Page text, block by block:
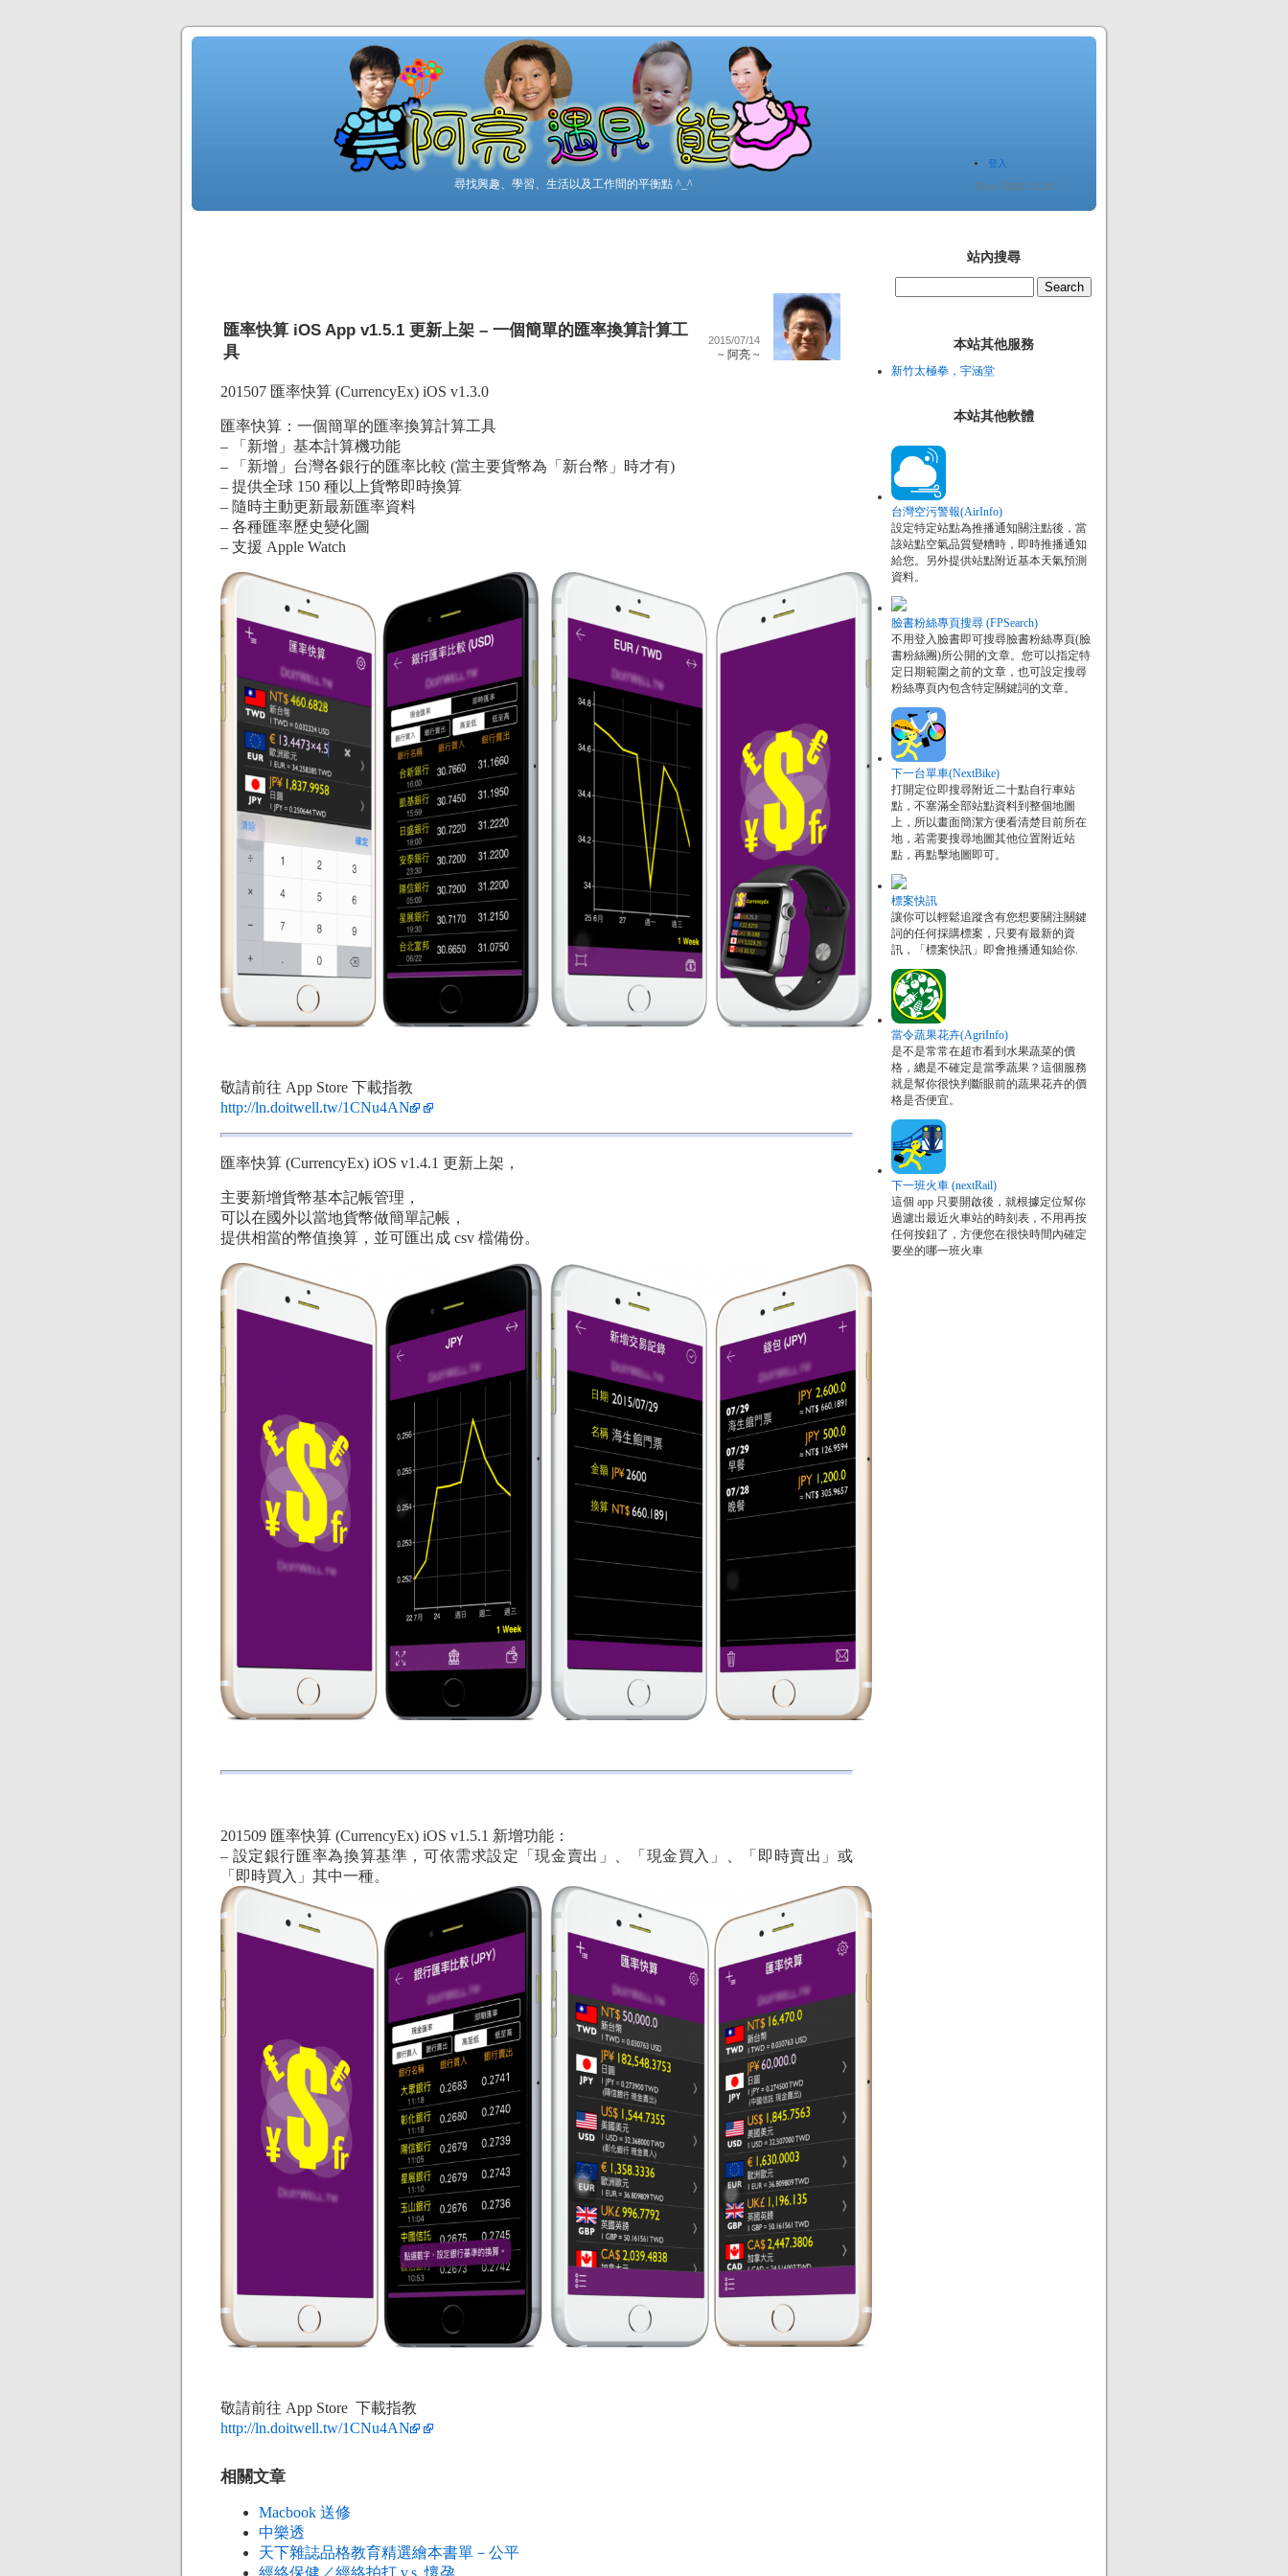
尋找興趣、學習、生活以及工作間的平衡點 ^_^
登入
Since 2005.12.20
匯率快算 iOS App v1.5.1 更新上架 – 一個簡單的匯率換算計算工
具
2015/07/14
~ 阿亮 ~
201507 匯率快算 (CurrencyEx) iOS v1.3.0
匯率快算：一個簡單的匯率換算計算工具
– 「新增」基本計算機功能
– 「新增」台灣各銀行的匯率比較 (當主要貨幣為「新台幣」時才有)
– 提供全球 150 種以上貨幣即時換算
– 隨時主動更新最新匯率資料
– 各種匯率歷史變化圖
– 支援 Apple Watch
敬請前往 App Store 下載指教
http://ln.doitwell.tw/1CNu4AN
匯率快算 (CurrencyEx) iOS v1.4.1 更新上架，
主要新增貨幣基本記帳管理，
可以在國外以當地貨幣做簡單記帳，
提供相當的幣值換算，並可匯出成 csv 檔備份。
201509 匯率快算 (CurrencyEx) iOS v1.5.1 新增功能：
– 設定銀行匯率為換算基準，可依需求設定「現金賣出」、「現金買入」、「即時賣出」或
「即時買入」其中一種。
敬請前往 App Store 下載指教
http://ln.doitwell.tw/1CNu4AN
相關文章
Macbook 送修
中樂透
天下雜誌品格教育精選繪本書單－公平
經絡保健／經絡拍打 v.s. 懷孕
站內搜尋
本站其他服務
新竹太極拳，宇涵堂
本站其他軟體
台灣空污警報(AirInfo)
設定特定站點為推播通知關注點後，當
該站點空氣品質變糟時，即時推播通知
給您。另外提供站點附近基本天氣預測
資料。
臉書粉絲專頁搜尋 (FPSearch)
不用登入臉書即可搜尋臉書粉絲專頁(臉
書粉絲團)所公開的文章。您可以指定特
定日期範圍之前的文章，也可設定搜尋
粉絲專頁內包含特定關鍵詞的文章。
下一台單車(NextBike)
打開定位即搜尋附近二十點自行車站
點，不塞滿全部站點資料到整個地圖
上，所以畫面簡潔方便看清楚目前所在
地，若需要搜尋地圖其他位置附近站
點，再點擊地圖即可。
標案快訊
讓你可以輕鬆追蹤含有您想要關注關鍵
詞的任何採購標案，只要有最新的資
訊，「標案快訊」即會推播通知給你.
當令蔬果花卉(AgriInfo)
是不是常常在超市看到水果蔬菜的價
格，總是不確定是當季蔬果？這個服務
就是幫你很快判斷眼前的蔬果花卉的價
格是否便宜。
下一班火車 (nextRail)
這個 app 只要開啟後，就根據定位幫你
過濾出最近火車站的時刻表，不用再按
任何按鈕了，方便您在很快時間內確定
要坐的哪一班火車